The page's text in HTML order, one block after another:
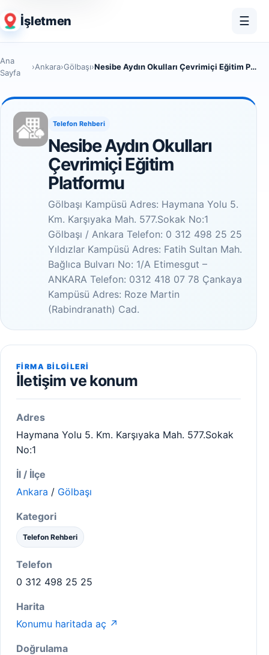
İşletmen ☰
Ana
Sayfa
›Ankara›Gölbaşı› Nesibe Aydın Okulları Çevrimiçi Eğitim Platformu
Telefon Rehberi
Nesibe Aydın Okulları
Çevrimiçi Eğitim
Platformu
Gölbaşı Kampüsü Adres: Haymana Yolu 5.
Km. Karşıyaka Mah. 577.Sokak No:1
Gölbaşı / Ankara Telefon: 0 312 498 25 25
Yıldızlar Kampüsü Adres: Fatih Sultan Mah.
Bağlıca Bulvarı No: 1/A Etimesgut –
ANKARA Telefon: 0312 418 07 78 Çankaya
Kampüsü Adres: Roze Martin
(Rabindranath) Cad.
FIRMA BILGILERI
İletişim ve konum
Adres
Haymana Yolu 5. Km. Karşıyaka Mah. 577.Sokak
No:1
İl / İlçe
Ankara / Gölbaşı
Kategori
Telefon Rehberi
Telefon
0 312 498 25 25
Harita
Konumu haritada aç ↗
Doğrulama